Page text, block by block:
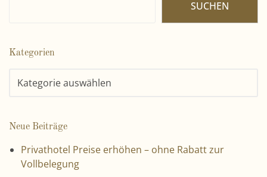
SUCHEN
Kategorien
Neue Beiträge
Privathotel Preise erhöhen – ohne Rabatt zur
Vollbelegung